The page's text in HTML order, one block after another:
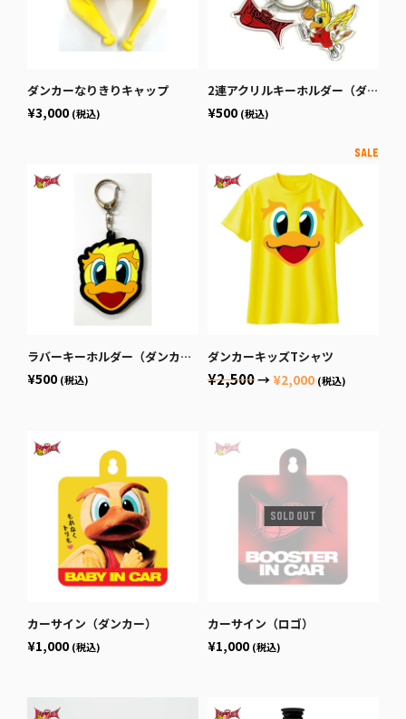
ダンカーなりきりキャップ
¥3,000 (税込)
2連アクリルキーホルダー（ダンカー×ロゴ）
¥500 (税込)
ラバーキーホルダー（ダンカー）
¥500 (税込)
ダンカーキッズTシャツ
¥2,500→¥2,000 (税込)
カーサイン（ダンカー）
¥1,000 (税込)
カーサイン（ロゴ）
¥1,000 (税込)